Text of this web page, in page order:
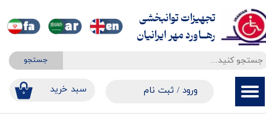
جستجو
۰ ​​سبد خرید ورود / ثبت نام
حساب کاربری من
سفارشات
خروج از حساب کاربری
تجهیزات توانبخشی
​​​​​​​رهــاورد مهر ایرانیان